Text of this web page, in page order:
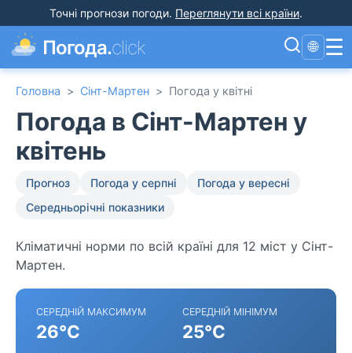
Точні прогнози погоди. Переглянути всі країни.
Погода.click 🌐 ☰
Головна > Сінт-Мартен > Погода у квітні
Погода в Сінт-Мартен у
квітень
Прогноз Погода у серпні
Погода у вересні
Середньорічні показники
Кліматичні норми по всій країні для 12 міст у Сінт-
Мартен.
СЕРЕДНІЙ МАКСИМУМ
26°C
СЕРЕДНІЙ МІНІМУМ
25°C